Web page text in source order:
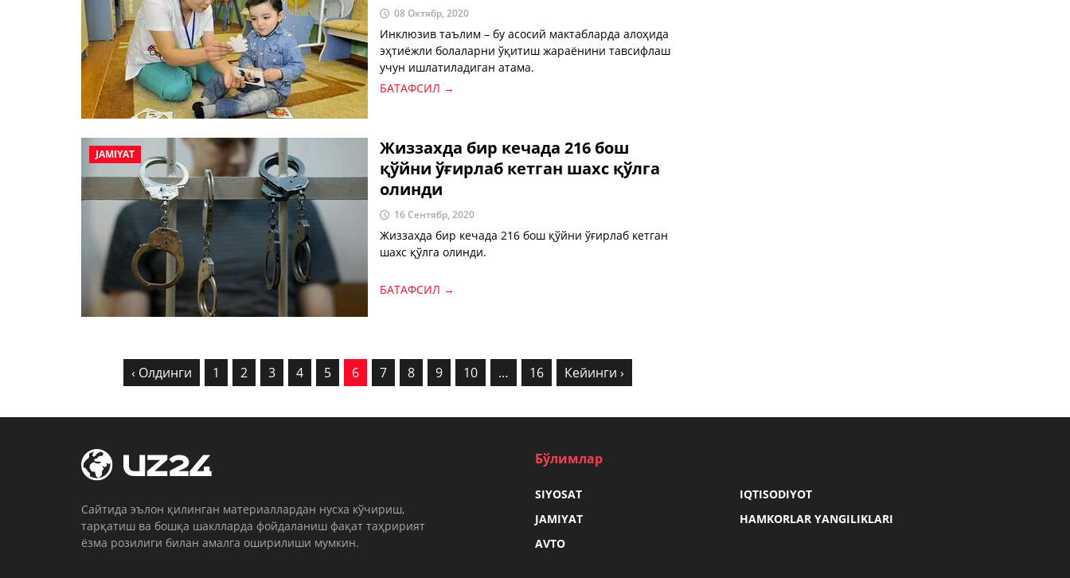
08 Октябр, 2020
Инклюзив таълим – бу асосий мактабларда алоҳида
эҳтиёжли болаларни ўқитиш жараёнини тавсифлаш
учун ишлатиладиган атама.
БАТАФСИЛ →
JAMIYAT
Жиззахда бир кечада 216 бош
қўйни ўғирлаб кетган шахс қўлга
олинди
16 Сентябр, 2020
Жиззахда бир кечада 216 бош қўйни ўғирлаб кетган
шахс қўлга олинди.
БАТАФСИЛ →
‹ Олдинги 1 2 3 4 5 6 7 8 9 10 … 16 Кейинги ›
Cайтида эълон қилинган материаллардан нусха кўчириш,
тарқатиш ва бошқа шаклларда фойдаланиш фақат таҳририят
ёзма розилиги билан амалга оширилиши мумкин.
Бўлимлар
SIYOSAT
IQTISODIYOT
JAMIYAT
HAMKORLAR YANGILIKLARI
AVTO